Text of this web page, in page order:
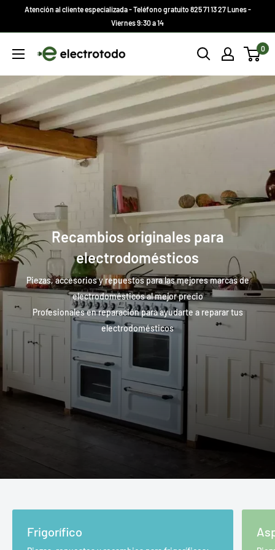
contenido
Atención al cliente especializada - Teléfono gratuito 825 71 13 27 Lunes -
Viernes 9:30 a 14
Electrotodo.es 0
Recambios originales para
electrodomésticos
Piezas, accesorios y repuestos para las mejores marcas de
electrodomésticos al mejor precio
Profesionales en reparación para ayudarte a reparar tus
electrodomésticos
Frigorífico